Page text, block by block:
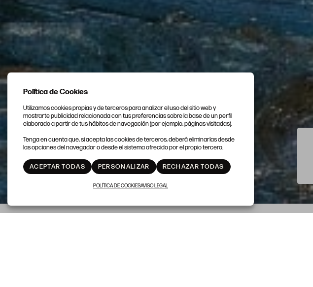
Política de Cookies
Utilizamos cookies propias y de terceros para analizar el uso del sitio web y
mostrarte publicidad relacionada con tus preferencias sobre la base de un perfil
elaborado a partir de tus hábitos de navegación (por ejemplo, páginas visitadas).
Tenga en cuenta que, si acepta las cookies de terceros, deberá eliminarlas desde
las opciones del navegador o desde el sistema ofrecido por el propio tercero.
ACEPTAR TODAS PERSONALIZAR RECHAZAR TODAS
POLÍTICA DE COOKIESAVISO LEGAL